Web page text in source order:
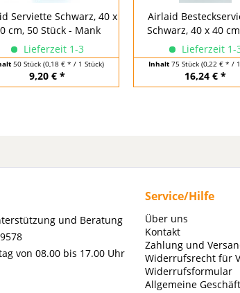
Serviette Schwarz, 40 x
cm, 50 Stück - Mank
Lieferzeit 1-3
50 Stück (0,18 € * / 1 Stück)
9,20 € *
Airlaid
Schwarz, 40 x 40
Lieferzeit 1-
Inhalt 75 Stück (0,22 € * /
16,24 € *
und Beratung
von 08.00 bis 17.00 Uhr
Service/Hilfe
Über uns
Kontakt
Zahlung und
Widerrufsrecht für
Widerrufsformular
Allgemeine